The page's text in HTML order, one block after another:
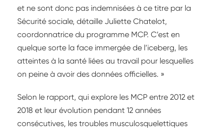
et ne sont donc pas indemnisées à ce titre par la
Sécurité sociale, détaille Juliette Chatelot,
coordonnatrice du programme MCP. C’est en
quelque sorte la face immergée de l’iceberg, les
atteintes à la santé liées au travail pour lesquelles
on peine à avoir des données officielles. »
Selon le rapport, qui explore les MCP entre 2012 et
2018 et leur évolution pendant 12 années
consécutives, les troubles musculosquelettiques